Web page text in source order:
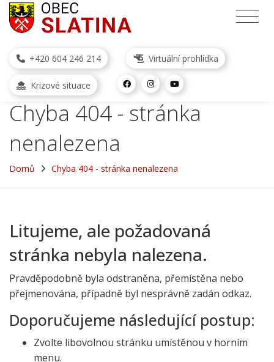
+420 604 246 214 Virtuální prohlídka
Krizové situace
Chyba 404 - stránka
nenalezena
Domů Chyba 404 - stránka nenalezena
Litujeme, ale požadovaná
stránka nebyla nalezena.
Pravděpodobně byla odstraněna, přemístěna nebo
přejmenována, případně byl nesprávně zadán odkaz.
Doporučujeme následující postup:
Zvolte libovolnou stránku umístěnou v horním
menu.